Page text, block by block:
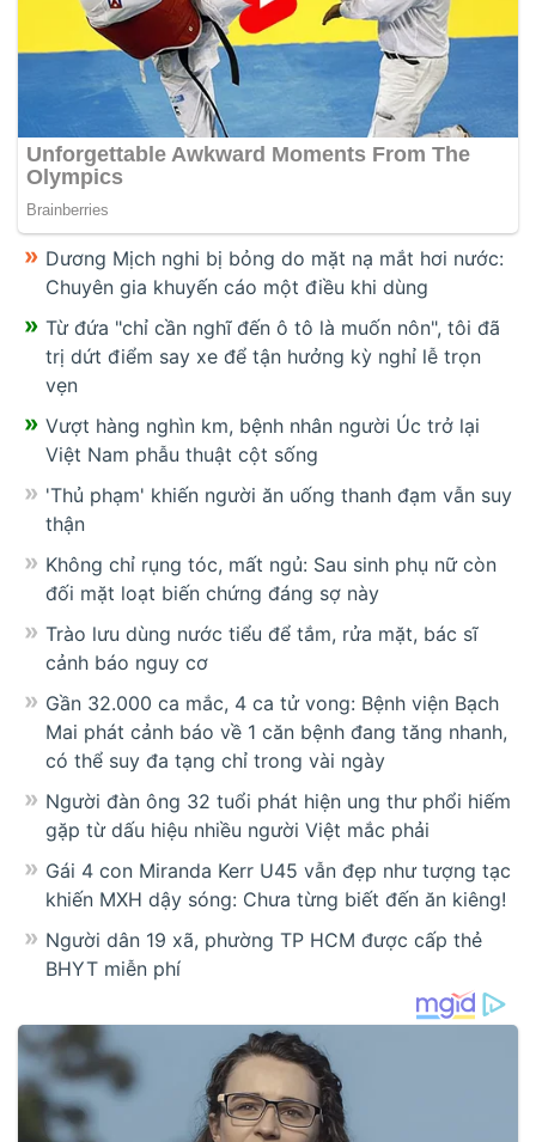
Dương Mịch nghi bị bỏng do mặt nạ mắt hơi nước:
Chuyên gia khuyến cáo một điều khi dùng
Từ đứa "chỉ cần nghĩ đến ô tô là muốn nôn", tôi đã
trị dứt điểm say xe để tận hưởng kỳ nghỉ lễ trọn
vẹn
Vượt hàng nghìn km, bệnh nhân người Úc trở lại
Việt Nam phẫu thuật cột sống
'Thủ phạm' khiến người ăn uống thanh đạm vẫn suy
thận
Không chỉ rụng tóc, mất ngủ: Sau sinh phụ nữ còn
đối mặt loạt biến chứng đáng sợ này
Trào lưu dùng nước tiểu để tắm, rửa mặt, bác sĩ
cảnh báo nguy cơ
Gần 32.000 ca mắc, 4 ca tử vong: Bệnh viện Bạch
Mai phát cảnh báo về 1 căn bệnh đang tăng nhanh,
có thể suy đa tạng chỉ trong vài ngày
Người đàn ông 32 tuổi phát hiện ung thư phổi hiếm
gặp từ dấu hiệu nhiều người Việt mắc phải
Gái 4 con Miranda Kerr U45 vẫn đẹp như tượng tạc
khiến MXH dậy sóng: Chưa từng biết đến ăn kiêng!
Người dân 19 xã, phường TP HCM được cấp thẻ
BHYT miễn phí